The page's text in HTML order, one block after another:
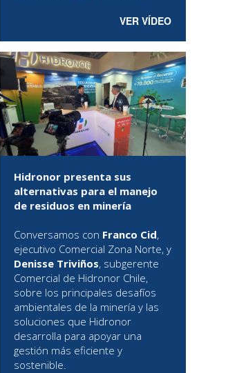
VER VÍDEO
Hidronor presenta sus
alternativas para el manejo
de residuos en minería
Conversamos con Franco Cid,
ejecutivo Comercial Zona Norte, y
Denisse Triviños, subgerente
Comercial de Hidronor Chile,
sobre los principales desafíos
ambientales de la minería y las
soluciones que Hidronor
desarrolla para apoyar una
gestión más eficiente y
sostenible.